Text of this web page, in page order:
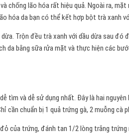
chống lão hóa rất hiệu quả. Ngoài ra,
hóa da bạn có thể kết hợp bột trà xanh
Trộn đều trà xanh với dầu dừa sau đó
da bằng sữa rửa mặt và thực hiện các
tìm và dễ sử dụng nhất. Đây là hai
cần chuẩn bị 1 quả trứng gà, 2 muỗng cà
của trứng, đánh tan 1/2 lòng trắng